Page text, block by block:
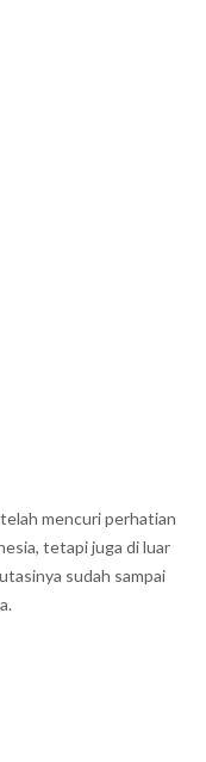
mencuri perhatian
tetapi juga di luar
sudah sampai